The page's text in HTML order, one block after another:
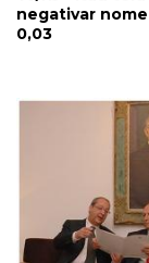
negativar
0,03